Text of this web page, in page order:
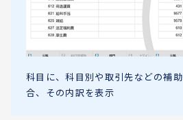
科目に、科目別や取引先などの補
合、その内訳を表示